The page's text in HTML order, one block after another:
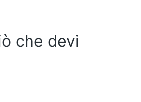
che devi